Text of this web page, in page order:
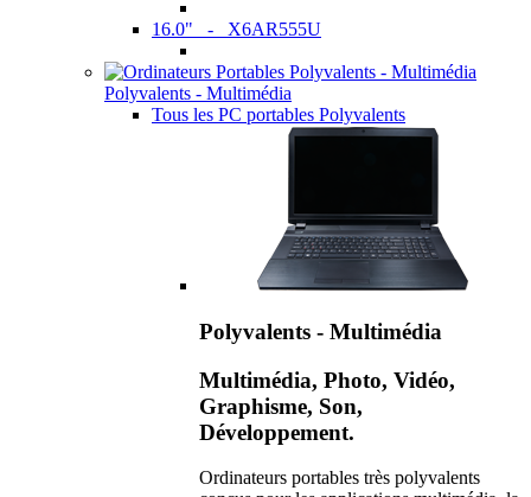
16.0" - X6AR555U
Polyvalents - Multimédia
Tous les PC portables Polyvalents
Polyvalents - Multimédia
Multimédia, Photo, Vidéo,
Graphisme, Son,
Développement.
Ordinateurs portables très polyvalents